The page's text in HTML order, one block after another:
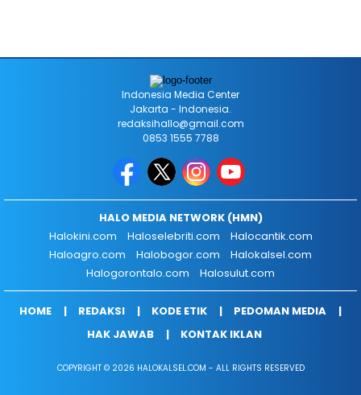
Indonesia Media Center
Jakarta - Indonesia.
redaksihallo@gmail.com
0853 1555 7788
HALO MEDIA NETWORK (HMN)
Halokini.com
Haloselebriti.com
Halocantik.com
Haloagro.com
Halobogor.com
Halokalsel.com
Halogorontalo.com
Halosulut.com
HOME REDAKSI KODE ETIK
PEDOMAN MEDIA
HAK JAWAB
KONTAK IKLAN
COPYRIGHT © 2026 HALOKALSEL.COM - ALL RIGHTS RESERVED